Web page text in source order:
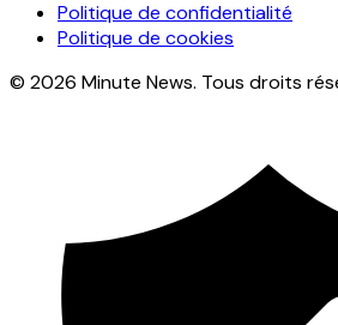
Politique de confidentialité
Politique de cookies
© 2026 Minute News. Tous droits